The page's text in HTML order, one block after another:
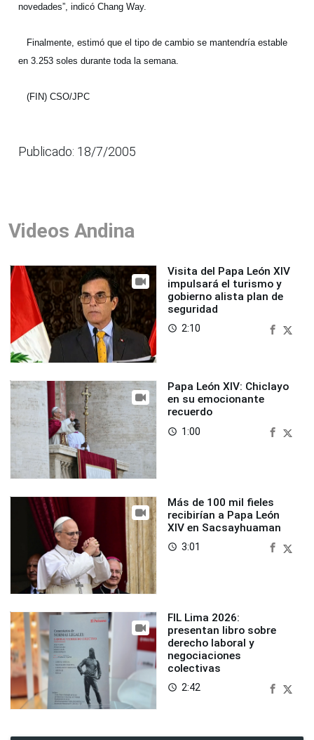
novedades”, indicó Chang Way.
Finalmente, estimó que el tipo de cambio se mantendría estable
en 3.253 soles durante toda la semana.
(FIN) CSO/JPC
Publicado: 18/7/2005
Videos Andina
Visita del Papa León XIV
impulsará el turismo y
gobierno alista plan de
seguridad
access_time 2:10
Papa León XIV: Chiclayo
en su emocionante
recuerdo
access_time 1:00
Más de 100 mil fieles
recibirían a Papa León
XIV en Sacsayhuaman
access_time 3:01
FIL Lima 2026:
presentan libro sobre
derecho laboral y
negociaciones
colectivas
access_time 2:42